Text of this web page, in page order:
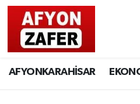
AFYONKARAHİSAR